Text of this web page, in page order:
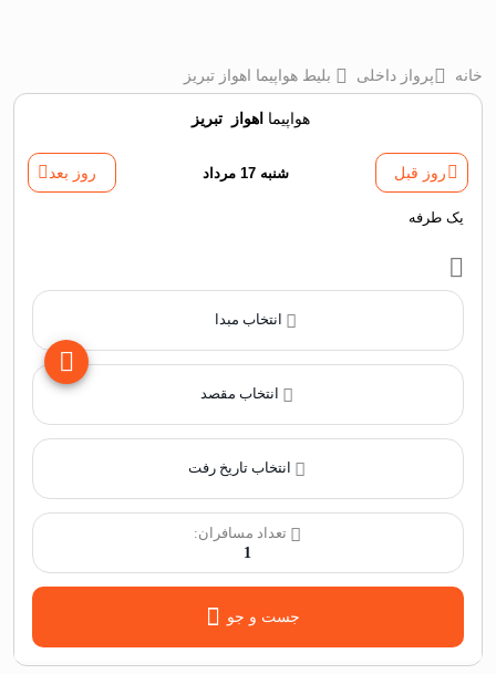
خانه پرواز داخلی بلیط هواپیما اهواز تبریز
هواپیما اهواز ‌تبریز
روز قبل شنبه 17 مرداد روز بعد
یک طرفه
انتخاب مبدا
انتخاب مقصد
تعداد مسافران:
1
جست و جو